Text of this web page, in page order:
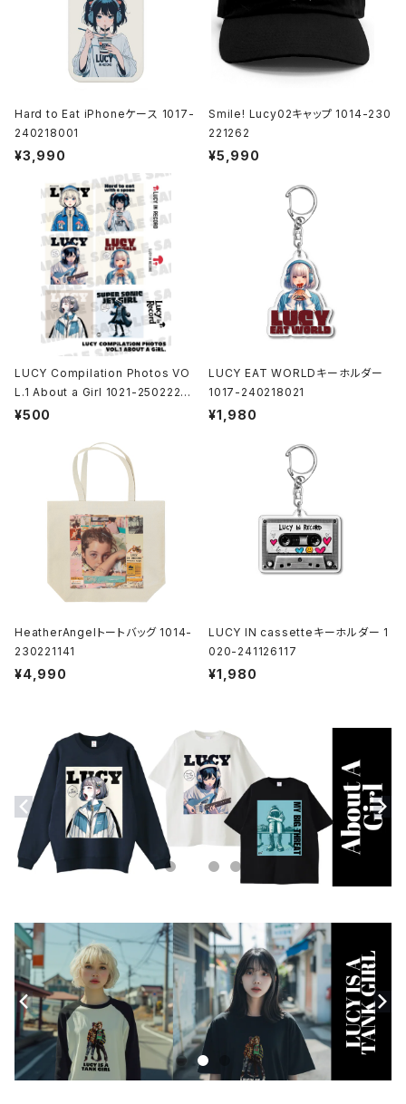
Hard to Eat iPhoneケース 1017-
240218001
¥3,990
Smile! Lucy02キャップ 1014-230
221262
¥5,990
LUCY Compilation Photos VO
L.1 About a Girl 1021-25022200
1
¥500
LUCY EAT WORLDキーホルダー
1017-240218021
¥1,980
HeatherAngelトートバッグ 1014-
230221141
¥4,990
LUCY IN cassetteキーホルダー 1
020-241126117
¥1,980